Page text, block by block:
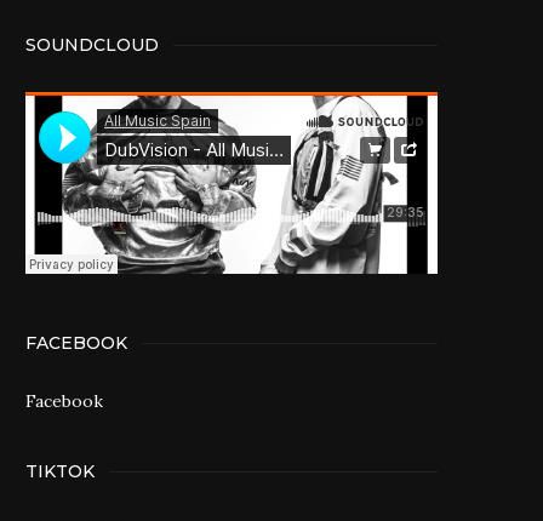
SOUNDCLOUD
FACEBOOK
Facebook
TIKTOK